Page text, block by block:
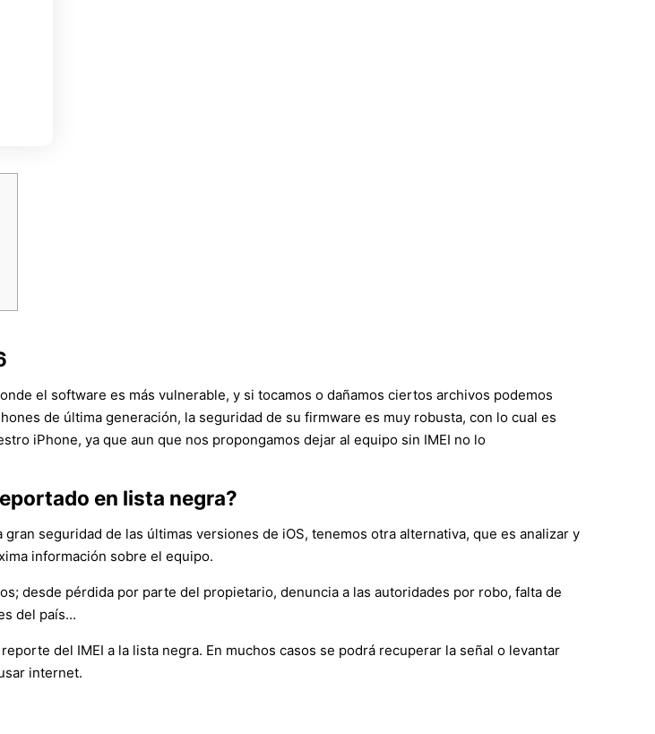
el software es más vulnerable, y si tocamos o dañamos ciertos archivos podemos
de última generación, la seguridad de su firmware es muy robusta, con lo cual es
iPhone, ya que aun que nos propongamos dejar al equipo sin IMEI no lo
en lista negra?
seguridad de las últimas versiones de iOS, tenemos otra alternativa, que es analizar y
información sobre el equipo.
desde pérdida por parte del propietario, denuncia a las autoridades por robo, falta de
del país...
del IMEI a la lista negra. En muchos casos se podrá recuperar la señal o levantar
internet.